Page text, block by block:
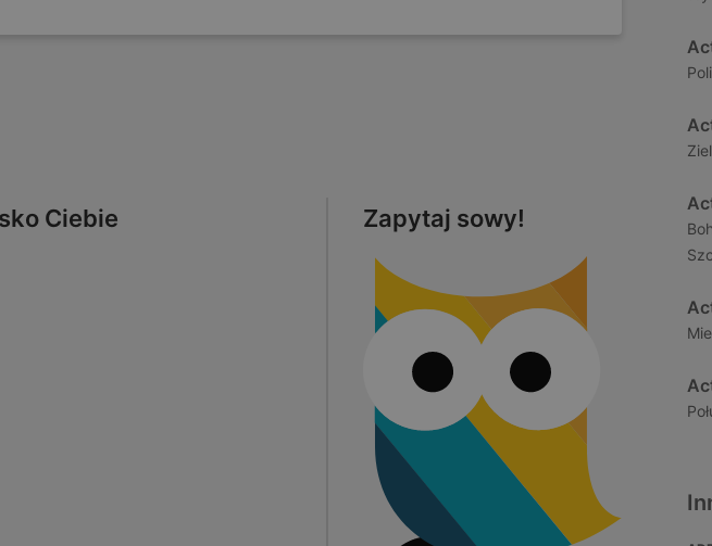
Ciebie Zapytaj sowy!